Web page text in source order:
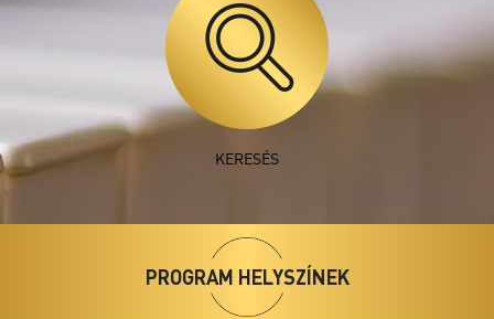
Szotyori Nagy Gábor és Gyivicsán György
közös koncertje
Orgona és harsona
Szeged, Szegedi Dóm
2026.08.0919:30
KERESÉS
PROGRAM HELYSZÍNEK